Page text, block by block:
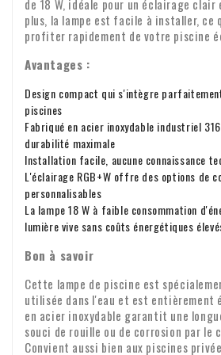
Veuillez nous envoyer immédiatement
numéro de commande et, le cas
dommages.
Transfert de TVA pour les
professionnels
Vous passez une commande depuis
professionnelles ? Dans ce cas, il est
la TVA. Nous ne facturerons alors pas
Votre numéro de TVA sera
numéro de TVA ne fonctionne pas ?
Pour toute question concernant
sujets, n'hésitez pas à nous contacter
info@xpropool.com
de 18 W, idéale pour un éclairage clair
plus, la lampe est facile à installer, ce
profiter rapidement de votre piscine
Avantages :
Design compact qui s'intègre
piscines
Fabriqué en acier inoxydable industriel
durabilité maximale
Installation facile, aucune connaissance
L'éclairage RGB+W offre des options de
personnalisables
La lampe 18 W à faible consommation
lumière vive sans coûts énergétiques
Bon à savoir
Cette lampe de piscine est
utilisée dans l'eau et est entièrement
en acier inoxydable garantit une
souci de rouille ou de corrosion par le
Convient aussi bien aux piscines